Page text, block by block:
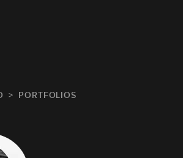
PORTFOLIOS